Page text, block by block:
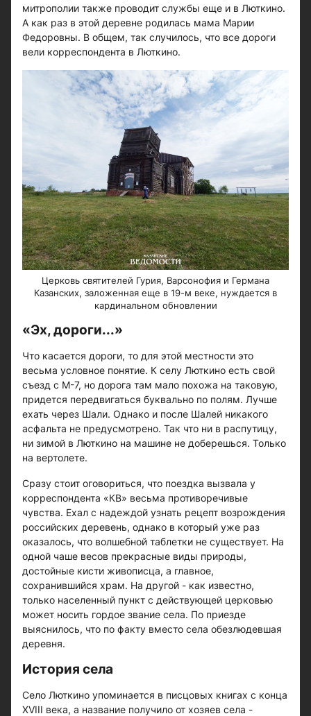
митрополии также проводит службы еще и в Люткино.
А как раз в этой деревне родилась мама Марии
Федоровны. В общем, так случилось, что все дороги
вели корреспондента в Люткино.
Церковь святителей Гурия, Варсонофия и Германа
Казанских, заложенная еще в 19-м веке, нуждается в
кардинальном обновлении
«Эх, дороги...»
Что касается дороги, то для этой местности это
весьма условное понятие. К селу Люткино есть свой
съезд с М-7, но дорога там мало похожа на таковую,
придется передвигаться буквально по полям. Лучше
ехать через Шали. Однако и после Шалей никакого
асфальта не предусмотрено. Так что ни в распутицу,
ни зимой в Люткино на машине не доберешься. Только
на вертолете.
Сразу стоит оговориться, что поездка вызвала у
корреспондента «КВ» весьма противоречивые
чувства. Ехал с надеждой узнать рецепт возрождения
российских деревень, однако в который уже раз
оказалось, что волшебной таблетки не существует. На
одной чаше весов прекрасные виды природы,
достойные кисти живописца, а главное,
сохранившийся храм. На другой - как известно,
только населенный пункт с действующей церковью
может носить гордое звание села. По приезде
выяснилось, что по факту вместо села обезлюдевшая
деревня.
История села
Село Люткино упоминается в писцовых книгах с конца
XVIII века, а название получило от хозяев села -